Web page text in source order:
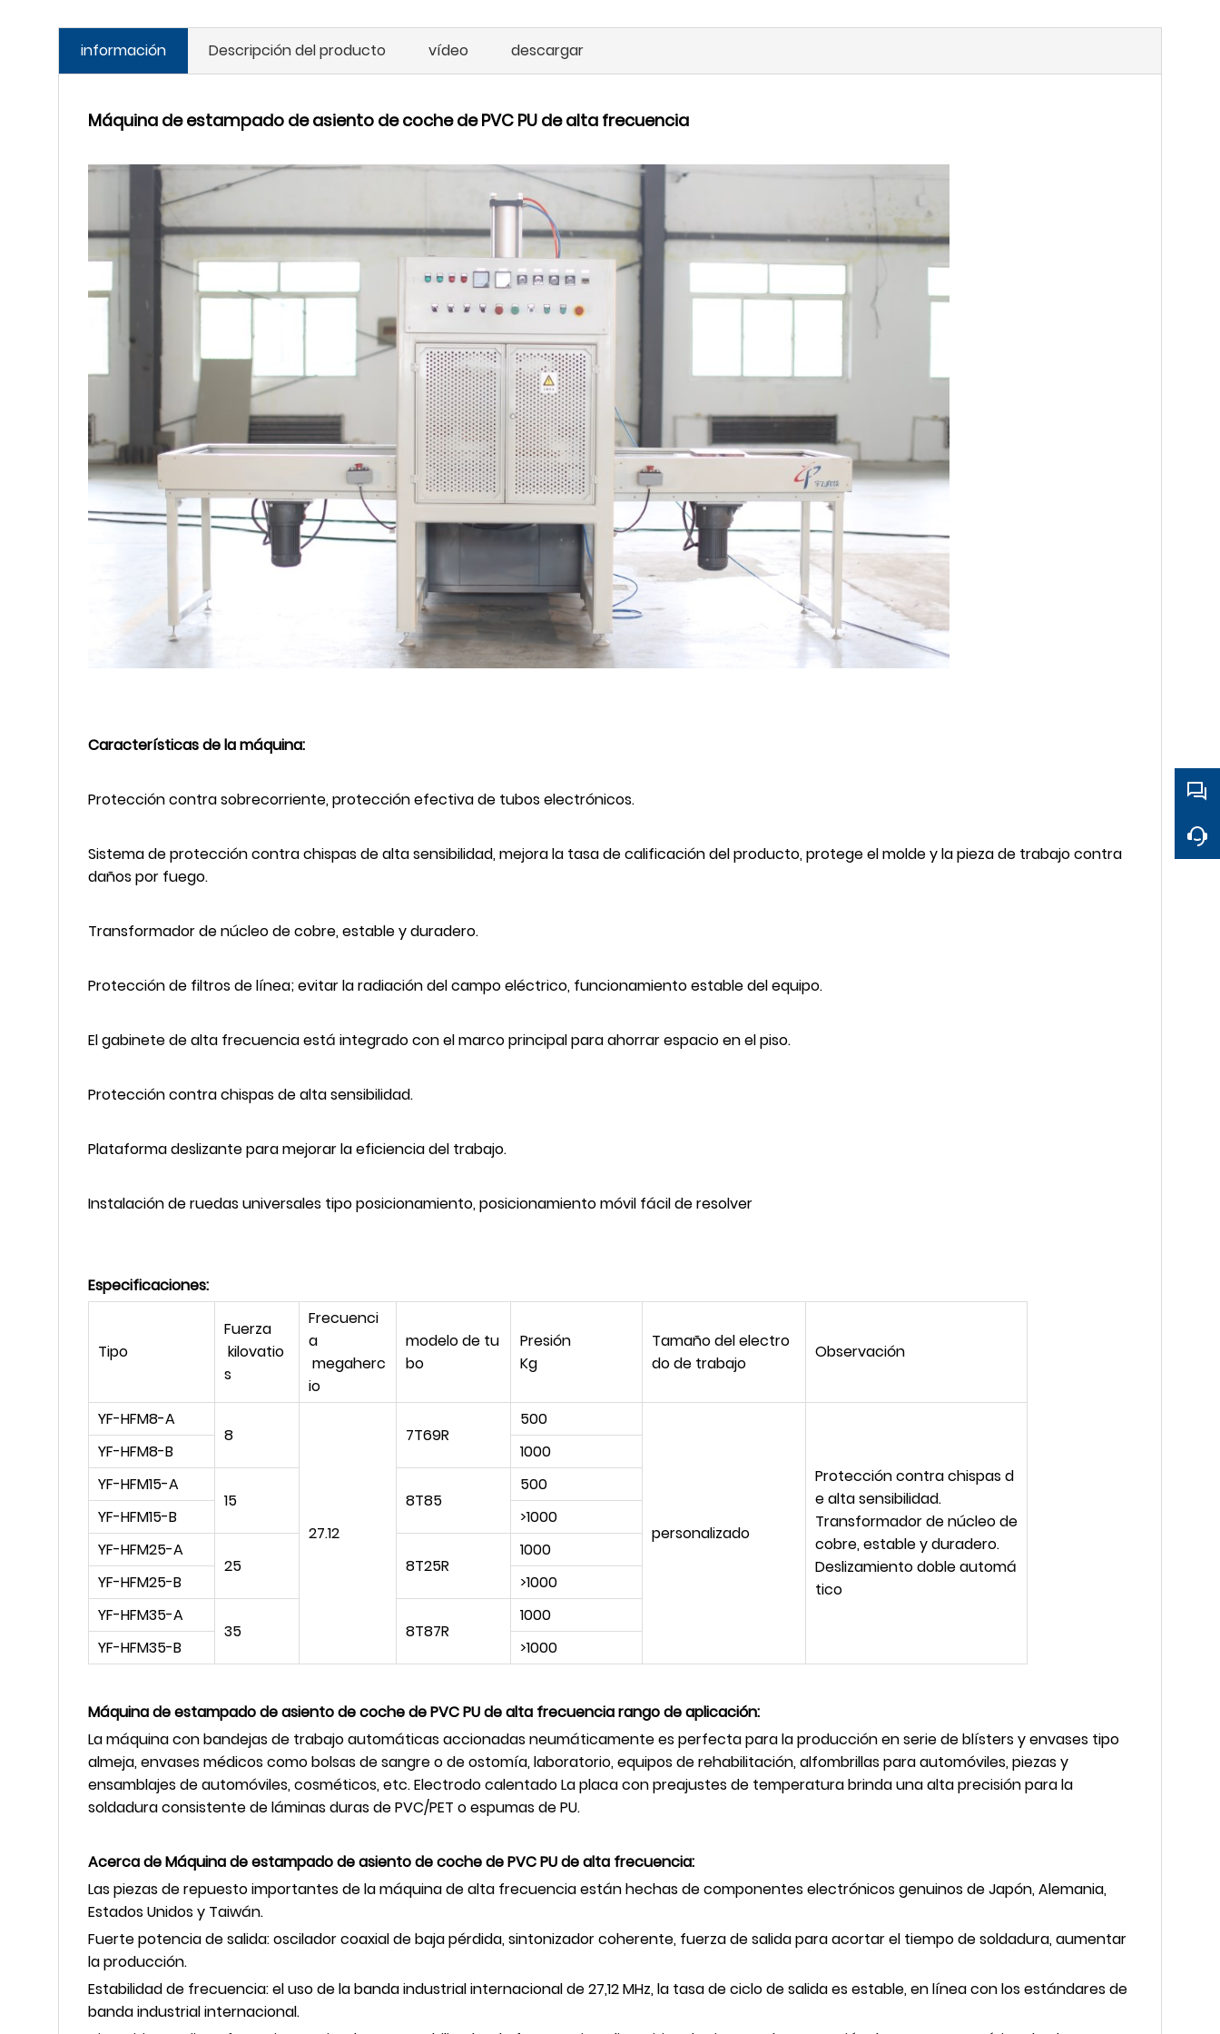
información Descripción del producto vídeo descargar
Máquina de estampado de asiento de coche de PVC PU de alta frecuencia
Características de la máquina:
Protección contra sobrecorriente, protección efectiva de tubos electrónicos.
Sistema de protección contra chispas de alta sensibilidad, mejora la tasa de calificación del producto, protege el molde y la pieza de trabajo contra
daños por fuego.
Transformador de núcleo de cobre, estable y duradero.
Protección de filtros de línea; evitar la radiación del campo eléctrico, funcionamiento estable del equipo.
El gabinete de alta frecuencia está integrado con el marco principal para ahorrar espacio en el piso.
Protección contra chispas de alta sensibilidad.
Plataforma deslizante para mejorar la eficiencia del trabajo.
Instalación de ruedas universales tipo posicionamiento, posicionamiento móvil fácil de resolver
Especificaciones:
Tipo
Fuerza
kilovatio
s
Frecuenci
a
megaherc
io
modelo de tu
bo
Presión
Kg
Tamaño del electro
do de trabajo
Observación
YF-HFM8-A
8
27.12
7T69R
500
personalizado
Protección contra chispas d
e alta sensibilidad.
Transformador de núcleo de
cobre, estable y duradero.
Deslizamiento doble automá
tico
YF-HFM8-B
1000
YF-HFM15-A
15 8T85
500
YF-HFM15-B
>1000
YF-HFM25-A
25 8T25R
1000
YF-HFM25-B
>1000
YF-HFM35-A
35 8T87R
1000
YF-HFM35-B
>1000
Máquina de estampado de asiento de coche de PVC PU de alta frecuenciarango de aplicación:
La máquina con bandejas de trabajo automáticas accionadas neumáticamente es perfecta para la producción en serie de blísters y envases tipo
almeja, envases médicos como bolsas de sangre o de ostomía, laboratorio, equipos de rehabilitación, alfombrillas para automóviles, piezas y
ensamblajes de automóviles, cosméticos, etc. Electrodo calentado La placa con preajustes de temperatura brinda una alta precisión para la
soldadura consistente de láminas duras de PVC/PET o espumas de PU.
Acerca deMáquina de estampado de asiento de coche de PVC PU de alta frecuencia:
Las piezas de repuesto importantes de la máquina de alta frecuencia están hechas de componentes electrónicos genuinos de Japón, Alemania,
Estados Unidos y Taiwán.
Fuerte potencia de salida: oscilador coaxial de baja pérdida, sintonizador coherente, fuerza de salida para acortar el tiempo de soldadura, aumentar
la producción.
Estabilidad de frecuencia: el uso de la banda industrial internacional de 27,12 MHz, la tasa de ciclo de salida es estable, en línea con los estándares de
banda industrial internacional.